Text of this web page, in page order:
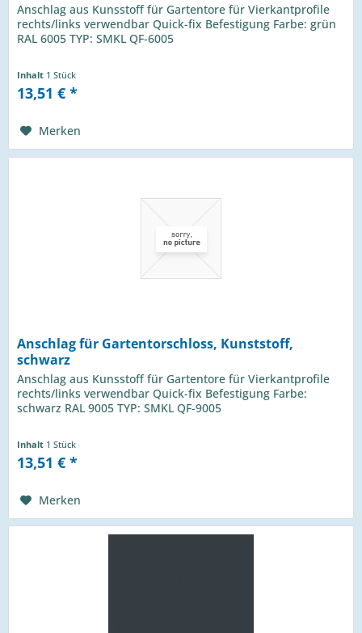
Anschlag aus Kunsstoff für Gartentore für Vierkantprofile
rechts/links verwendbar Quick-fix Befestigung Farbe: grün
RAL 6005 TYP: SMKL QF-6005
Inhalt 1 Stück
13,51 € *
Merken
Anschlag für Gartentorschloss, Kunststoff,
schwarz
Anschlag aus Kunsstoff für Gartentore für Vierkantprofile
rechts/links verwendbar Quick-fix Befestigung Farbe:
schwarz RAL 9005 TYP: SMKL QF-9005
Inhalt 1 Stück
13,51 € *
Merken